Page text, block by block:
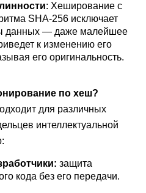
: Хеширование с
SHA-256 исключает
данных — даже малейшее
к изменению его
его оригинальность.
по хеш?
для различных
интеллектуальной
защита
кода без его передачи.